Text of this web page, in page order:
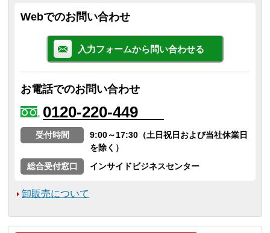
Webでのお問い合わせ
入力フォームから問い合わせる
お電話でのお問い合わせ
0120-220-449
受付時間
9:00～17:30（土日祝日および当社休業日
を除く）
総合受付窓口
インサイドビジネスセンター
卸販売について